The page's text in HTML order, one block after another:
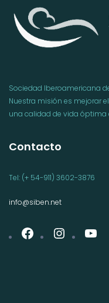
Sociedad Iberoamericana
Nuestra misión es mejorar
una calidad de vida
Contacto
Tel: (+ 54-911) 3602-3876
info@siben.net